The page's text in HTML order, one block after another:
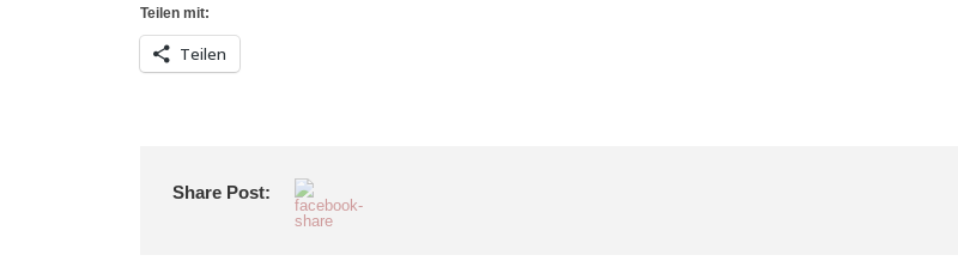
Teilen mit:
Teilen
Share Post: